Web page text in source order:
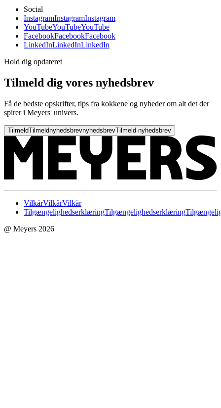
Social
InstagramInstagramInstagram
YouTubeYouTubeYouTube
FacebookFacebookFacebook
LinkedInLinkedInLinkedIn
Hold dig opdateret
Tilmeld dig vores nyhedsbrev
Få de bedste opskrifter, tips fra kokkene og nyheder om alt det der
spirer i Meyers' univers.
TilmeldTilmeldnyhedsbrevnyhedsbrevTilmeld nyhedsbrev
VilkårVilkårVilkår
TilgængelighedserklæringTilgængelighedserklæring
@ Meyers 2026